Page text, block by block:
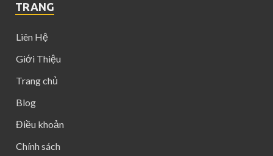
TRANG
Liên Hệ
Giới Thiệu
Trang chủ
Blog
Điều khoản
Chính sách